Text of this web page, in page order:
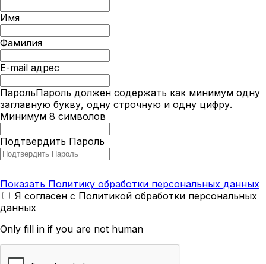
Имя
Фамилия
E-mail адрес
ПарольПароль должен содержать как минимум одну
заглавную букву, одну строчную и одну цифру.
Минимум 8 символов
Подтвердить Пароль
Показать Политику обработки персональных данных
Я согласен с Политикой обработки персональных
данных
Only fill in if you are not human